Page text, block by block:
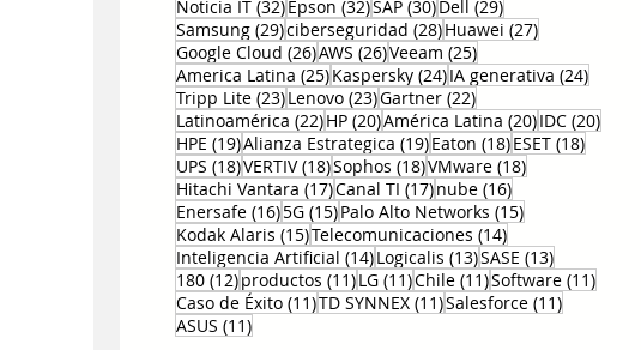
Noticia IT (32)32 entradas
Epson (32)32 entradas
SAP (30)30 entradas
Dell (29)29 entradas
Samsung (29)29 entradas
ciberseguridad (28)28 entradas
Huawei (27)27 entradas
Google Cloud (26)26 entradas
AWS (26)26 entradas
Veeam (25)25 entradas
America Latina (25)25 entradas
Kaspersky (24)24 entradas
IA generativa (24)24
Tripp Lite (23)23 entradas
Lenovo (23)23 entradas
Gartner (22)22 entradas
Latinoamérica (22)22 entradas
HP (20)20 entradas
América Latina (20)20 entradas
IDC (20)20
HPE (19)19 entradas
Alianza Estrategica (19)19 entradas
Eaton (18)18 entradas
ESET (18)18
UPS (18)18 entradas
VERTIV (18)18 entradas
Sophos (18)18 entradas
VMware (18)18 entradas
Hitachi Vantara (17)17 entradas
Canal TI (17)17 entradas
nube (16)16 entradas
Enersafe (16)16 entradas
5G (15)15 entradas
Palo Alto Networks (15)15 entradas
Kodak Alaris (15)15 entradas
Telecomunicaciones (14)14 entradas
Inteligencia Artificial (14)14 entradas
Logicalis (13)13 entradas
SASE (13)13
180 (12)12 entradas
productos (11)11 entradas
LG (11)11 entradas
Chile (11)11 entradas
Software (11)11
Caso de Éxito (11)11 entradas
TD SYNNEX (11)11 entradas
Salesforce (11)11
ASUS (11)11 entradas